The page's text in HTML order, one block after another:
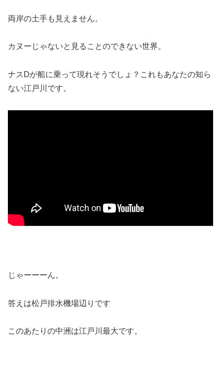
両岸の土手も見えません。
カヌーじゃないと見ることのできない世界。
ナスDが船に乗って現れそうでしょ？これもあなたの知ら
ない江戸川です。
じゃーーーん。
答えは松戸排水機場辺りです
このあたりの中洲は江戸川最大です。